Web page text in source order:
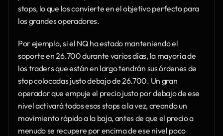
stops, lo que los convierte en el objetivo perfecto para
los grandes operadores.
Por ejemplo, si el NQ ha estado manteniendo el
soporte en 26.700 durante varios días, la mayoría de
los traders que están en largo tendrán sus órdenes de
stop colocadas justo debajo de 26.700. Un gran
operador que empuje el precio justo por debajo de ese
nivel activará todos esos stops a la vez, creando un
movimiento rápido a la baja, antes de que el precio a
menudo se recupere por encima de ese nivel poco